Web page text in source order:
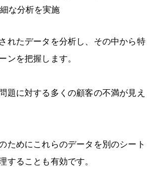
な分析を実施
れたデータを分析し、その中から特
ンを把握します。
題に対する多くの顧客の不満が見え
ためにこれらのデータを別のシート
することも有効です。